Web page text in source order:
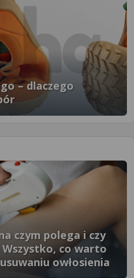
– dlaczego
czym polega i czy
co warto
owłosienia